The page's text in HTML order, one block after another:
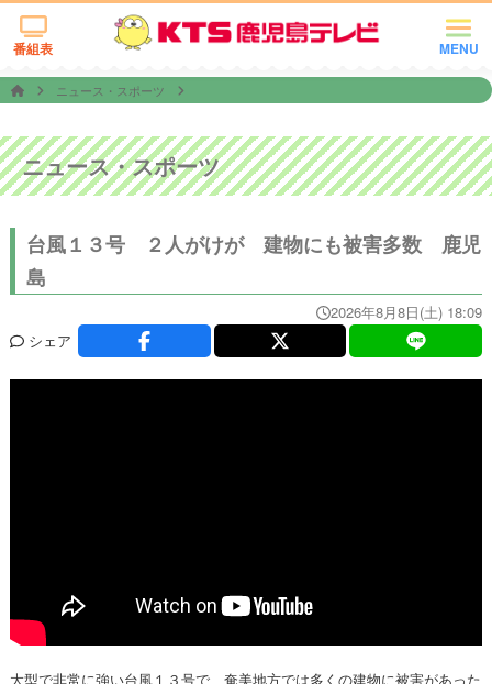
MENU
番組表
ニュース・スポーツ
ニュース・スポーツ
台風１３号 ２人がけが 建物にも被害多数 鹿児
島
2026年8月8日(土) 18:09
シェア
大型で非常に強い台風１３号で、奄美地方では多くの建物に被害があった